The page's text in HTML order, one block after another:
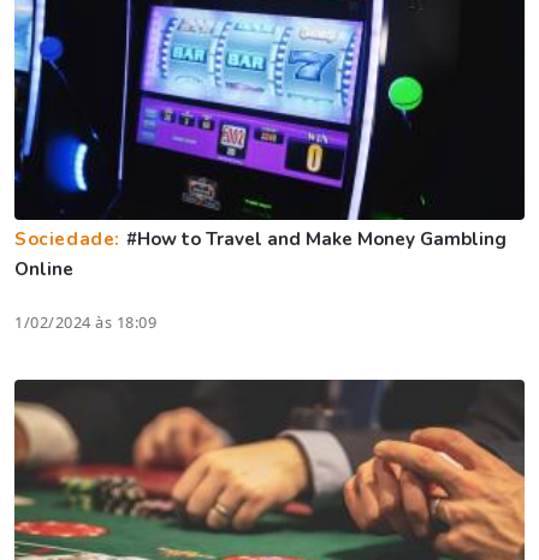
Sociedade: #How to Travel and Make Money Gambling
Online
1/02/2024 às 18:09